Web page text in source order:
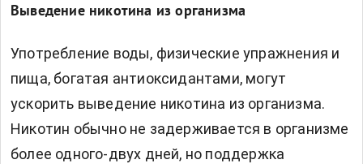
Выведение никотина из организма
Употребление воды, физические упражнения и
пища, богатая антиоксидантами, могут
ускорить выведение никотина из организма.
Никотин обычно не задерживается в организме
более одного-двух дней, но поддержка